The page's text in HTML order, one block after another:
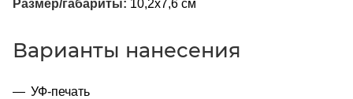
Размер/габариты: 10,2x7,6 см
Варианты нанесения
УФ-печать